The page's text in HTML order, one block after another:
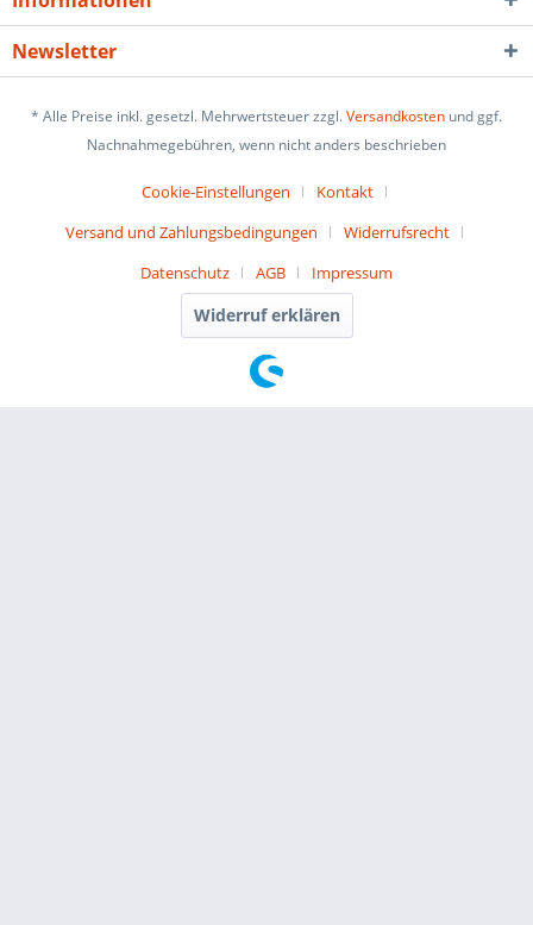
Newsletter
* Alle Preise inkl. gesetzl. Mehrwertsteuer zzgl.Versandkosten und ggf.
Nachnahmegebühren, wenn nicht anders beschrieben
Cookie-Einstellungen
Kontakt
Versand und Zahlungsbedingungen
Widerrufsrecht
Datenschutz
AGB Impressum
Widerruf erklären